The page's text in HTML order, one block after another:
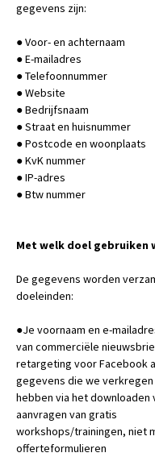
gegevens zijn:
● Voor- en achternaam
● E-mailadres
● Telefoonnummer
● Website
● Bedrijfsnaam
● Straat en huisnummer
● Postcode en woonplaats
● KvK nummer
● IP-adres
● Btw nummer
Met welk doel gebruiken
De gegevens worden
doeleinden:
●Je voornaam en e-
van commerciële
retargeting voor Facebook
gegevens die we verkregen
hebben via het
aanvragen van gratis
workshops/trainingen, niet
offerteformulieren